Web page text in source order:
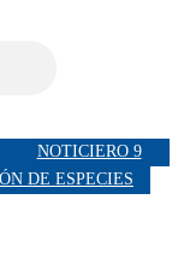
NOTICIERO 9
DE ESPECIES